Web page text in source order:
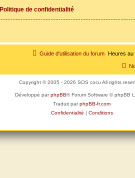
Politique de confidentialité
Heures
Guide d'utilisation du forum
Copyright © 2005 - 2026 SOS cocu All rights
Développé parphpBB® Forum Software © phpBB
Traduit parphpBB-fr.com
Confidentialité | Conditions